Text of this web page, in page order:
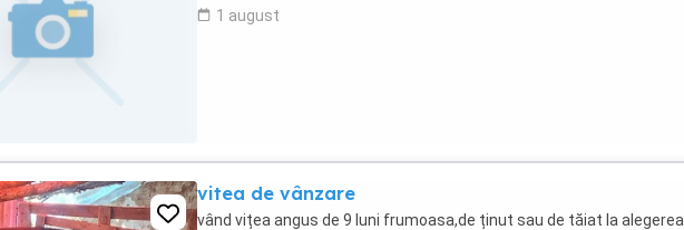
1 august
vitea de vânzare
vând vițea angus de 9 luni frumoasa,de ținut sau de tăiat la alegerea